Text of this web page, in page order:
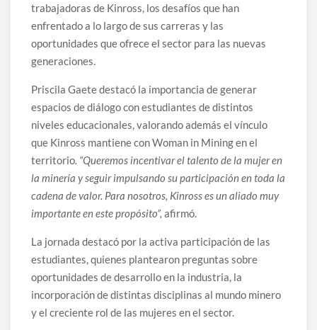
trabajadoras de Kinross, los desafíos que han
enfrentado a lo largo de sus carreras y las
oportunidades que ofrece el sector para las nuevas
generaciones.
Priscila Gaete destacó la importancia de generar
espacios de diálogo con estudiantes de distintos
niveles educacionales, valorando además el vínculo
que Kinross mantiene con Woman in Mining en el
territorio. “Queremos incentivar el talento de la mujer en
la minería y seguir impulsando su participación en toda la
cadena de valor. Para nosotros, Kinross es un aliado muy
importante en este propósito”, afirmó.
La jornada destacó por la activa participación de las
estudiantes, quienes plantearon preguntas sobre
oportunidades de desarrollo en la industria, la
incorporación de distintas disciplinas al mundo minero
y el creciente rol de las mujeres en el sector.